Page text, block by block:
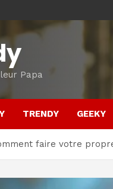
Papa
TRENDY GEEKY
faire votre